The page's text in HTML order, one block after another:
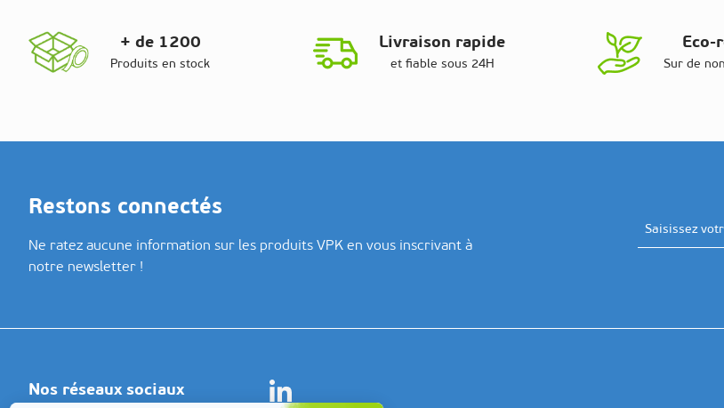
+ de 1200
Produits en stock
Livraison rapide
et fiable sous 24H
Eco-
Sur de
Restons connectés
Ne ratez aucune information sur les produits VPK en vous inscrivant à
notre newsletter !
Nos réseaux sociaux